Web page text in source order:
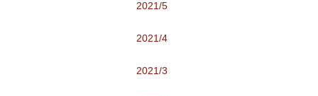
2021/5
2021/4
2021/3